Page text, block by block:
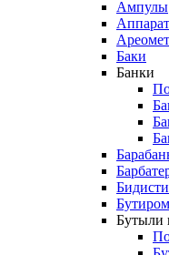
Ампулы
Баки
Банки
Бутыли